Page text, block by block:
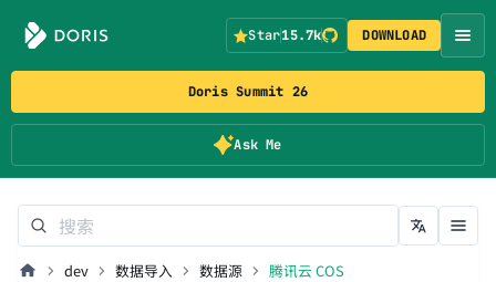
Doris Summit 26
Ask Me
Star15.7k DOWNLOAD
dev 数据导入 数据源 腾讯云 COS